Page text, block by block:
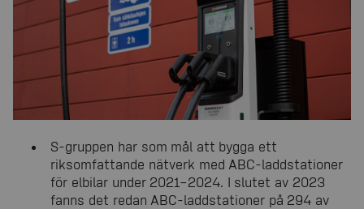
S-gruppen har som mål att bygga ett
riksomfattande nätverk med ABC-laddstationer
för elbilar under 2021–2024. I slutet av 2023
fanns det redan ABC-laddstationer på 294 av